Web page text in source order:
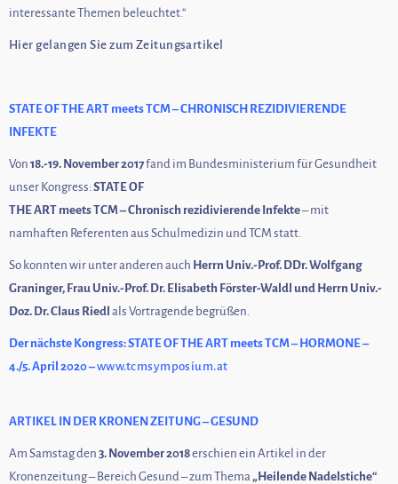
interessante Themen beleuchtet.“
Hier gelangen Sie zum Zeitungsartikel
STATE OF THE ART meets TCM – CHRONISCH REZIDIVIERENDE
INFEKTE
Von 18.-19. November 2017fand im Bundesministerium für Gesundheit
unser Kongress:STATE OF
THE ART meets TCM – Chronisch rezidivierende Infekte– mit
namhaften Referenten aus Schulmedizin und TCM statt.
So konnten wir unter anderen auch Herrn Univ.-Prof. DDr. Wolfgang
Graninger, Frau Univ.-Prof. Dr. Elisabeth Förster-Waldl und Herrn Univ.-
Doz. Dr. Claus Riedl als Vortragende begrüßen.
Der nächste Kongress: STATE OF THE ART meets TCM – HORMONE –
4./5. April 2020–www.tcmsymposium.at
ARTIKEL IN DER KRONEN ZEITUNG – GESUND
Am Samstag den 3. November 2018erschien ein Artikel in der
Kronenzeitung – Bereich Gesund – zum Thema „Heilende Nadelstiche“